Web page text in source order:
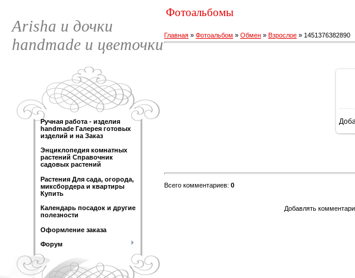
Arisha и дочки
handmade и цветочки
Ручная работа - изделия
handmade Галерея готовых
изделий и на Заказ
Энциклопедия комнатных
растений Справочник
садовых растений
Растения Для сада, огорода,
миксбордера и квартиры
Купить
Календарь посадок и другие
полезности
Оформление заказа
Форум
Фотоальбомы
Главная » Фотоальбом » Обмен » Взрослое » 1451376382890
Всего комментариев: 0
Добавлять